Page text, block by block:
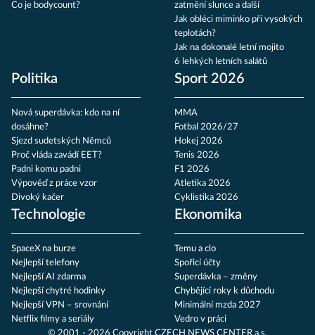
Co je bodycount?
zatmění slunce a další
Jak obléci miminko při vysokých
teplotách?
Jak na dokonalé letní mojito
6 lehkých letních salátů
Politika
Nová superdávka: kdo na ní
dosáhne?
Sjezd sudetských Němců
Proč vláda zavádí EET?
Padni komu padni
Výpověď z práce vzor
Divoký kačer
Sport 2026
MMA
Fotbal 2026/27
Hokej 2026
Tenis 2026
F1 2026
Atletika 2026
Cyklistika 2026
Technologie
SpaceX na burze
Nejlepší telefony
Nejlepší AI zdarma
Nejlepší chytré hodinky
Nejlepší VPN – srovnání
Netflix filmy a seriály
Ekonomika
Temu a clo
Spořicí účty
Superdávka – změny
Chybějící roky k důchodu
Minimální mzda 2027
Vedro v práci